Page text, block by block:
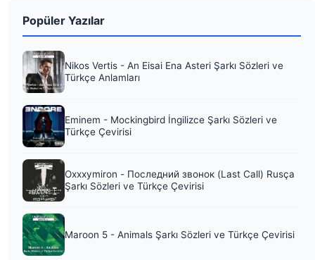
Popüler Yazılar
Nikos Vertis - An Eisai Ena Asteri Şarkı Sözleri ve
Türkçe Anlamları
Eminem - Mockingbird İngilizce Şarkı Sözleri ve
Türkçe Çevirisi
Oxxxymiron - Последний звонок (Last Call) Rusça
Şarkı Sözleri ve Türkçe Çevirisi
Maroon 5 - Animals Şarkı Sözleri ve Türkçe Çevirisi